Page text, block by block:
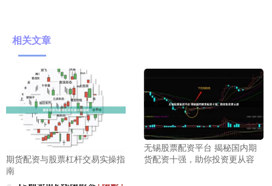
相关文章
期货配资与股票杠杆交易实操指
南
无锡股票配资平台 揭秘国内期
货配资十强，助你投资更从容